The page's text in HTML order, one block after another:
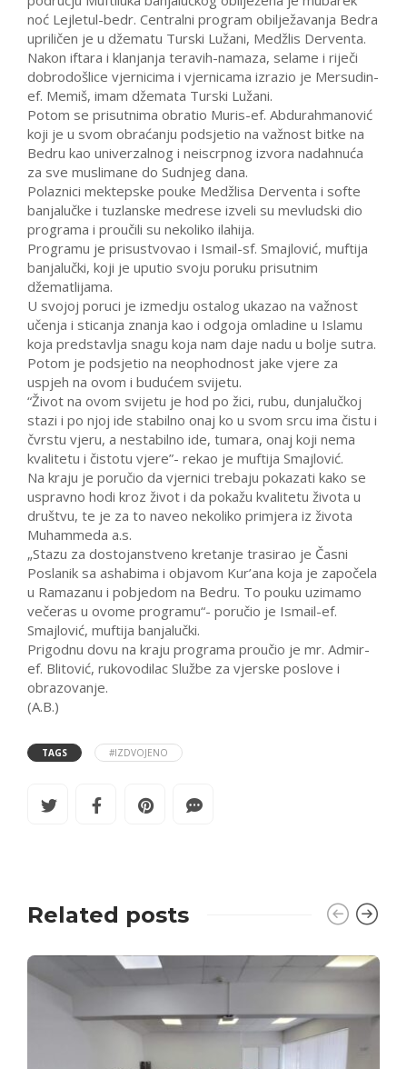
noć Lejletul-bedr. Centralni program obilježavanja Bedra
upriličen je u džematu Turski Lužani, Medžlis Derventa.
Nakon iftara i klanjanja teravih-namaza, selame i riječi
dobrodošlice vjernicima i vjernicama izrazio je Mersudin-
ef. Memiš, imam džemata Turski Lužani.
Potom se prisutnima obratio Muris-ef. Abdurahmanović
koji je u svom obraćanju podsjetio na važnost bitke na
Bedru kao univerzalnog i neiscrpnog izvora nadahnuća
za sve muslimane do Sudnjeg dana.
Polaznici mektepske pouke Medžlisa Derventa i softe
banjalučke i tuzlanske medrese izveli su mevludski dio
programa i proučili su nekoliko ilahija.
Programu je prisustvovao i Ismail-sf. Smajlović, muftija
banjalučki, koji je uputio svoju poruku prisutnim
džematlijama.
U svojoj poruci je izmedju ostalog ukazao na važnost
učenja i sticanja znanja kao i odgoja omladine u Islamu
koja predstavlja snagu koja nam daje nadu u bolje sutra.
Potom je podsjetio na neophodnost jake vjere za
uspjeh na ovom i budućem svijetu.
“Život na ovom svijetu je hod po žici, rubu, dunjalučkoj
stazi i po njoj ide stabilno onaj ko u svom srcu ima čistu i
čvrstu vjeru, a nestabilno ide, tumara, onaj koji nema
kvalitetu i čistotu vjere”- rekao je muftija Smajlović.
Na kraju je poručio da vjernici trebaju pokazati kako se
uspravno hodi kroz život i da pokažu kvalitetu života u
društvu, te je za to naveo nekoliko primjera iz života
Muhammeda a.s.
„Stazu za dostojanstveno kretanje trasirao je Časni
Poslanik sa ashabima i objavom Kur’ana koja je započela
u Ramazanu i pobjedom na Bedru. To pouku uzimamo
večeras u ovome programu“- poručio je Ismail-ef.
Smajlović, muftija banjalučki.
Prigodnu dovu na kraju programa proučio je mr. Admir-
ef. Blitović, rukovodilac Službe za vjerske poslove i
obrazovanje.
(A.B.)
TAGS #IZDVOJENO
Related posts